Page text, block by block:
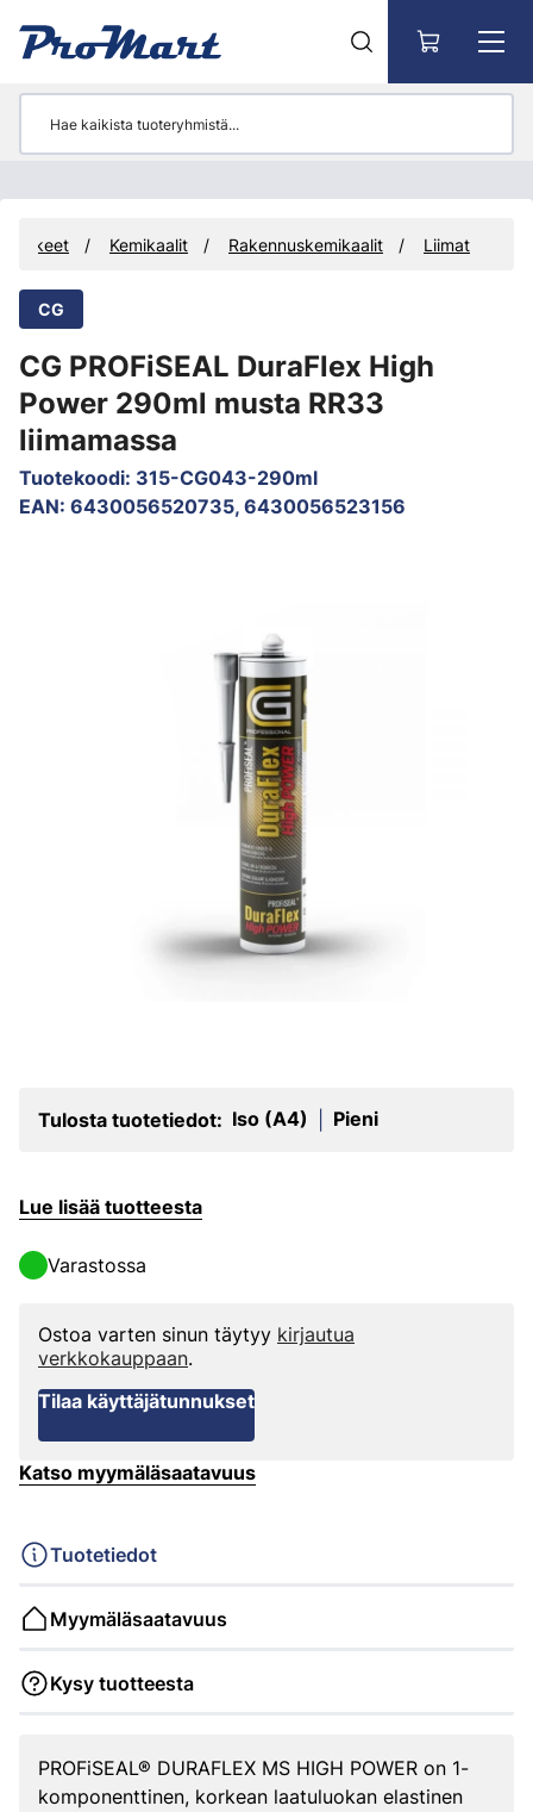
Kemikaalit Rakennuskemikaalit Liimat
CG
CG PROFiSEAL DuraFlex High
Power 290ml musta RR33
liimamassa
Tuotekoodi: 315-CG043-290ml
EAN: 6430056520735, 6430056523156
Tulosta tuotetiedot: Iso (A4) Pieni
Lue lisää tuotteesta
Varastossa
Ostoa varten sinun täytyy kirjautua
verkkokauppaan.
Tilaa käyttäjätunnukset
Katso myymäläsaatavuus
Tuotetiedot
Myymäläsaatavuus
Kysy tuotteesta
PROFiSEAL® DURAFLEX MS HIGH POWER on 1-
komponenttinen, korkean laatuluokan elastinen